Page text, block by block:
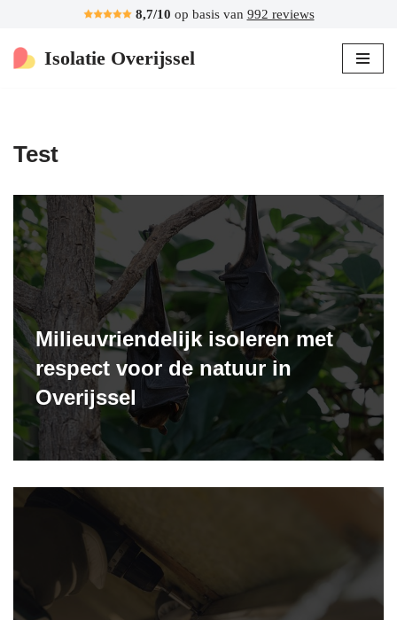
Ga
naar
8,7/10 op basis van 992 reviews
Isolatie Overijssel
Test
Milieuvriendelijk isoleren met
respect voor de natuur in
Overijssel